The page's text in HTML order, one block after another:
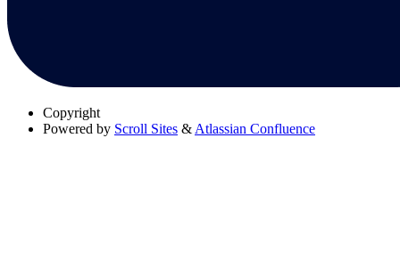
Copyright
Powered by Scroll Sites & Atlassian Confluence